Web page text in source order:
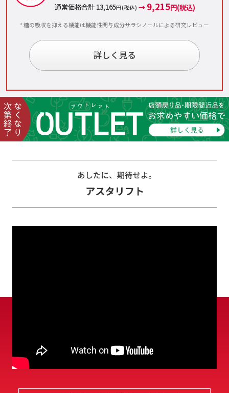
通常価格合計 13,165円(税込) → 9,215円(税込)
* 糖の吸収を抑える機能は機能性関与成分サラシノールによる研究レビュー